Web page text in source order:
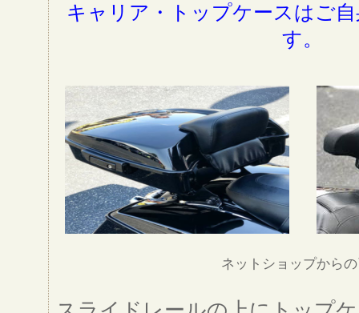
キャリア・トップケースはご
す。
ネットショップから